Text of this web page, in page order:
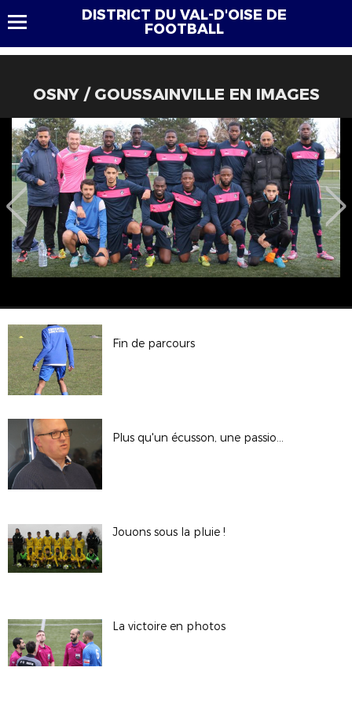
DISTRICT DU VAL-D'OISE DE
FOOTBALL
OSNY / GOUSSAINVILLE EN IMAGES
Fin de parcours
Plus qu'un écusson, une passion !
Jouons sous la pluie !
La victoire en photos